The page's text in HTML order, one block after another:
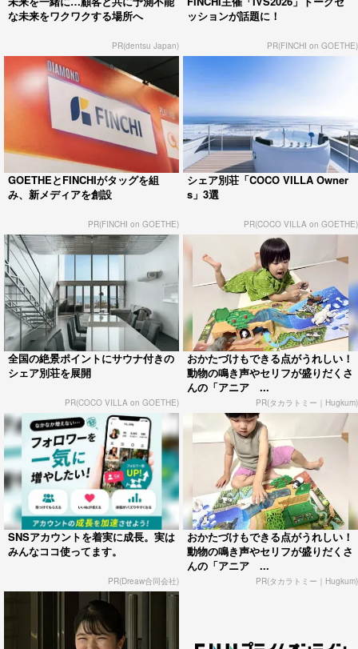
な未来をワクワクする場所へ
PR(dentsu Japan)
ッションが話題に！
PR(FINCHI on GOETHE)
GOETHEとFINCHIがタッグを組
み、新メディアを創設
PR(FINCHI on GOETHE)
シェア別荘「COCO VILLA Owner
s」3選
PR(COCO VILLA on GOETHE)
全国の絶景ポイントにサウナ付きの
シェア別荘を展開
PR(COCO VILLA on GOETHE)
おかたづけもできる点がうれしい！
動物の鳴き声やセリフが盛りだくさ
んの「アニア ...
PR(タカラトミー｜Hugkum)
SNSアカウントを着実に成長。実は
みんなココ使ってます。
PR(Dreaw合同会社)
おかたづけもできる点がうれしい！
動物の鳴き声やセリフが盛りだくさ
んの「アニア ...
PR(タカラトミー｜Hugkum)